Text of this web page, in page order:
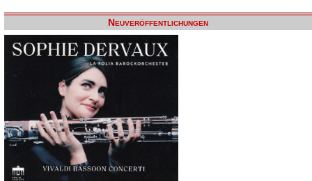
Neuveröffentlichungen